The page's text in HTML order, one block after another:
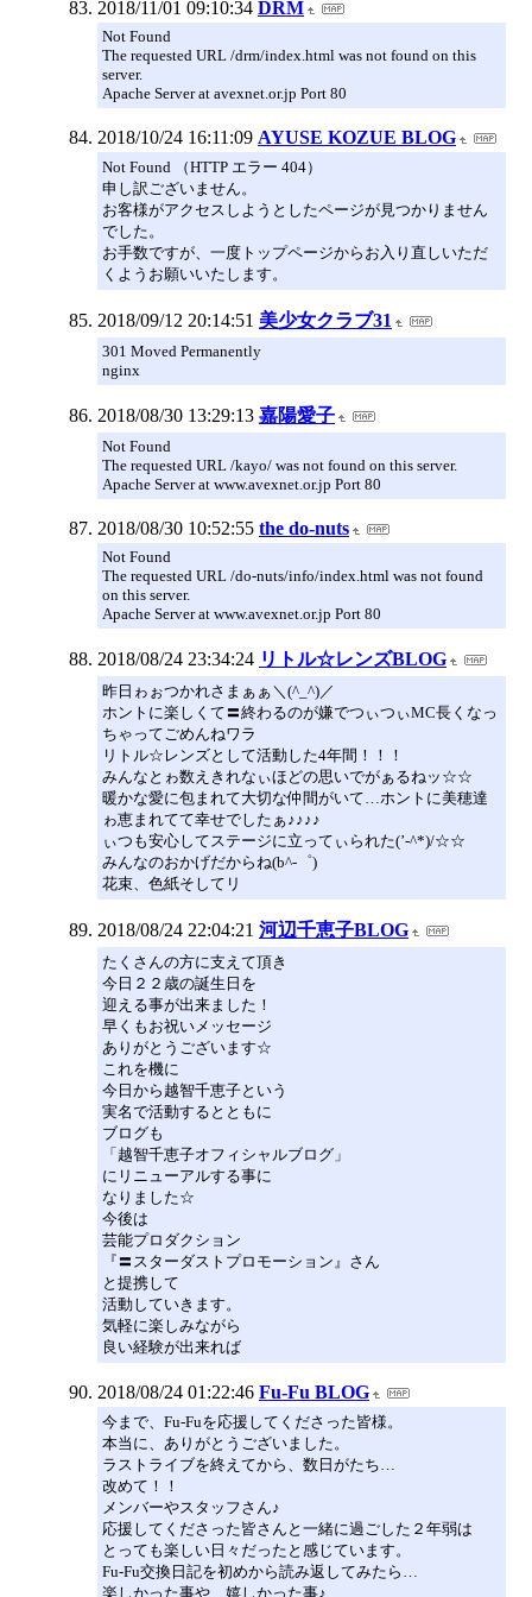
2018/11/01 09:10:34 DRM
Not Found
The requested URL /drm/index.html was not found on this
server.
Apache Server at avexnet.or.jp Port 80
2018/10/24 16:11:09 AYUSE KOZUE BLOG
Not Found （HTTP エラー 404）
申し訳ございません。
お客様がアクセスしようとしたページが見つかりません
でした。
お手数ですが、一度トップページからお入り直しいただ
くようお願いいたします。
2018/09/12 20:14:51 美少女クラブ31
301 Moved Permanently
nginx
2018/08/30 13:29:13 嘉陽愛子
Not Found
The requested URL /kayo/ was not found on this server.
Apache Server at www.avexnet.or.jp Port 80
2018/08/30 10:52:55 the do-nuts
Not Found
The requested URL /do-nuts/info/index.html was not found
on this server.
Apache Server at www.avexnet.or.jp Port 80
2018/08/24 23:34:24 リトル☆レンズBLOG
昨日ゎぉつかれさまぁぁ＼(^_^)／
ホントに楽しくて〓終わるのが嫌でつぃつぃMC長くなっ
ちゃってごめんねワラ
リトル☆レンズとして活動した4年間！！！
みんなとゎ数えきれなぃほどの思いでがぁるねッ☆☆
暖かな愛に包まれて大切な仲間がいて…ホントに美穂達
ゎ恵まれてて幸せでしたぁ♪♪♪♪
ぃつも安心してステージに立ってぃられた(’-^*)/☆☆
みんなのおかげだからね(b^-゜)
花束、色紙そしてリ
2018/08/24 22:04:21 河辺千恵子BLOG
たくさんの方に支えて頂き
今日２２歳の誕生日を
迎える事が出来ました！
早くもお祝いメッセージ
ありがとうございます☆
これを機に
今日から越智千恵子という
実名で活動するとともに
ブログも
「越智千恵子オフィシャルブログ」
にリニューアルする事に
なりました☆
今後は
芸能プロダクション
『〓スターダストプロモーション』さん
と提携して
活動していきます。
気軽に楽しみながら
良い経験が出来れば
2018/08/24 01:22:46 Fu-Fu BLOG
今まで、Fu-Fuを応援してくださった皆様。
本当に、ありがとうございました。
ラストライブを終えてから、数日がたち…
改めて！！
メンバーやスタッフさん♪
応援してくださった皆さんと一緒に過ごした２年弱は
とっても楽しい日々だったと感じています。
Fu-Fu交換日記を初めから読み返してみたら…
楽しかった事や、嬉しかった事♪